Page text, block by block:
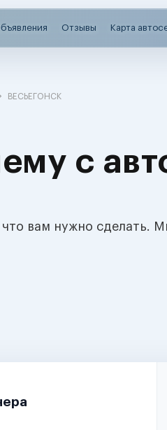
Отзывы Карта
ВЕСЬЕГОНСК
с
вам нужно сделать.